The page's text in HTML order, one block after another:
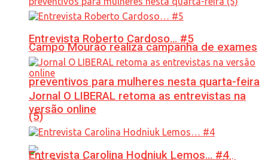
Campo Mourão realiza campanha de exames
preventivos para mulheres nesta quarta-feira
(5)
Entrevista Roberto Cardoso… #5
Jornal O LIBERAL retoma as entrevistas na
versão online
Entrevista Carolina Hodniuk Lemos… #4